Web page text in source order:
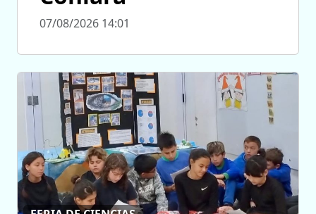
07/08/2026 14:01